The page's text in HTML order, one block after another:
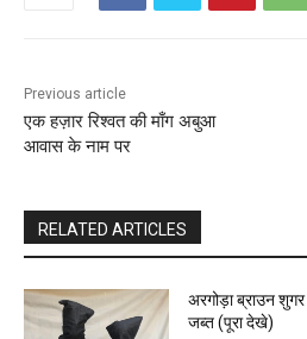
Previous article
एक हज़ार रिश्वत की माँग अबुआ
आवास के नाम पर
RELATED ARTICLES
अरगोड़ा ब्राउन
जब्त (पूरा देखे)